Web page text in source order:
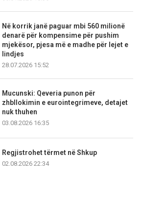
Në korrik janë paguar mbi 560 milionë
denarë për kompensime për pushim
mjekësor, pjesa më e madhe për lejet e
lindjes
28.07.2026 15:52
Mucunski: Qeveria punon për
zhbllokimin e eurointegrimeve, detajet
nuk thuhen
03.08.2026 16:35
Regjistrohet tërmet në Shkup
02.08.2026 22:34